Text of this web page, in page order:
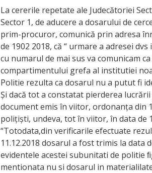
La cererile repetate ale Judecătoriei
Sector 1, de aducere a dosarului de
prim-procuror, comunică prin adresa
de 1902 2018, că “ urmare a adresei
cu numarul de mai sus va comunicam
compartimentului grefa al institutiei
Politie rezulta ca dosarul nu a putut fi
Și dacă tot a constatat pierderea
document emis în viitor, ordonanța din
polițiști, undeva, tot în viitor, în data de
“Totodata,din verificarile efectuate
11.12.2018 dosarul a fost trimis la data
evidentele acestei subunitati de politie
mentionata nu si dosarul in